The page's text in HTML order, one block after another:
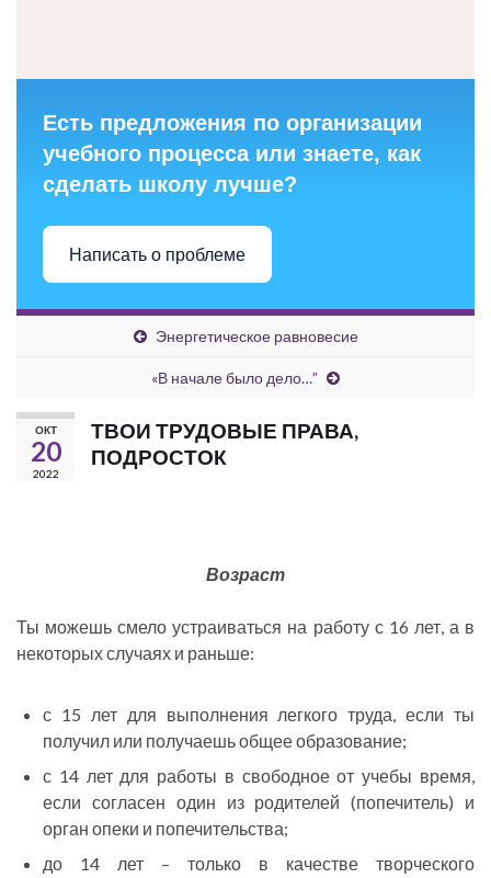
Есть предложения по организации
учебного процесса или знаете, как
сделать школу лучше?
Написать о проблеме
Энергетическое равновесие
«В начале было дело…”
ОКТ
20
2022
ТВОИ ТРУДОВЫЕ ПРАВА,
ПОДРОСТОК
Возраст
Ты можешь смело устраиваться на работу с 16 лет, а в
некоторых случаях и раньше:
с 15 лет для выполнения легкого труда, если ты
получил или получаешь общее образование;
с 14 лет для работы в свободное от учебы время,
если согласен один из родителей (попечитель) и
орган опеки и попечительства;
до 14 лет – только в качестве творческого